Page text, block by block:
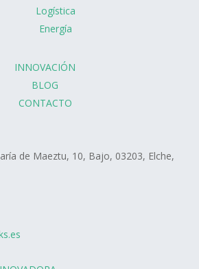
Logística
Energía
INNOVACIÓN
BLOG
CONTACTO
de Maeztu, 10, Bajo, 03203, Elche,